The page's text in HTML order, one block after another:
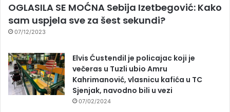
OGLASILA SE MOĆNA Sebija Izetbegović: Kako
sam uspjela sve za šest sekundi?
07/12/2023
Elvis Ćustendil je policajac koji je
večeras u Tuzli ubio Amru
Kahrimanović, vlasnicu kafića u TC
Sjenjak, navodno bili u vezi
07/02/2024